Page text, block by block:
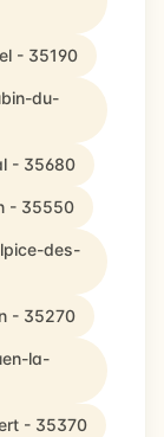
- 35190
du-
- 35680
- 35550
des-
- 35270
la-
- 35370